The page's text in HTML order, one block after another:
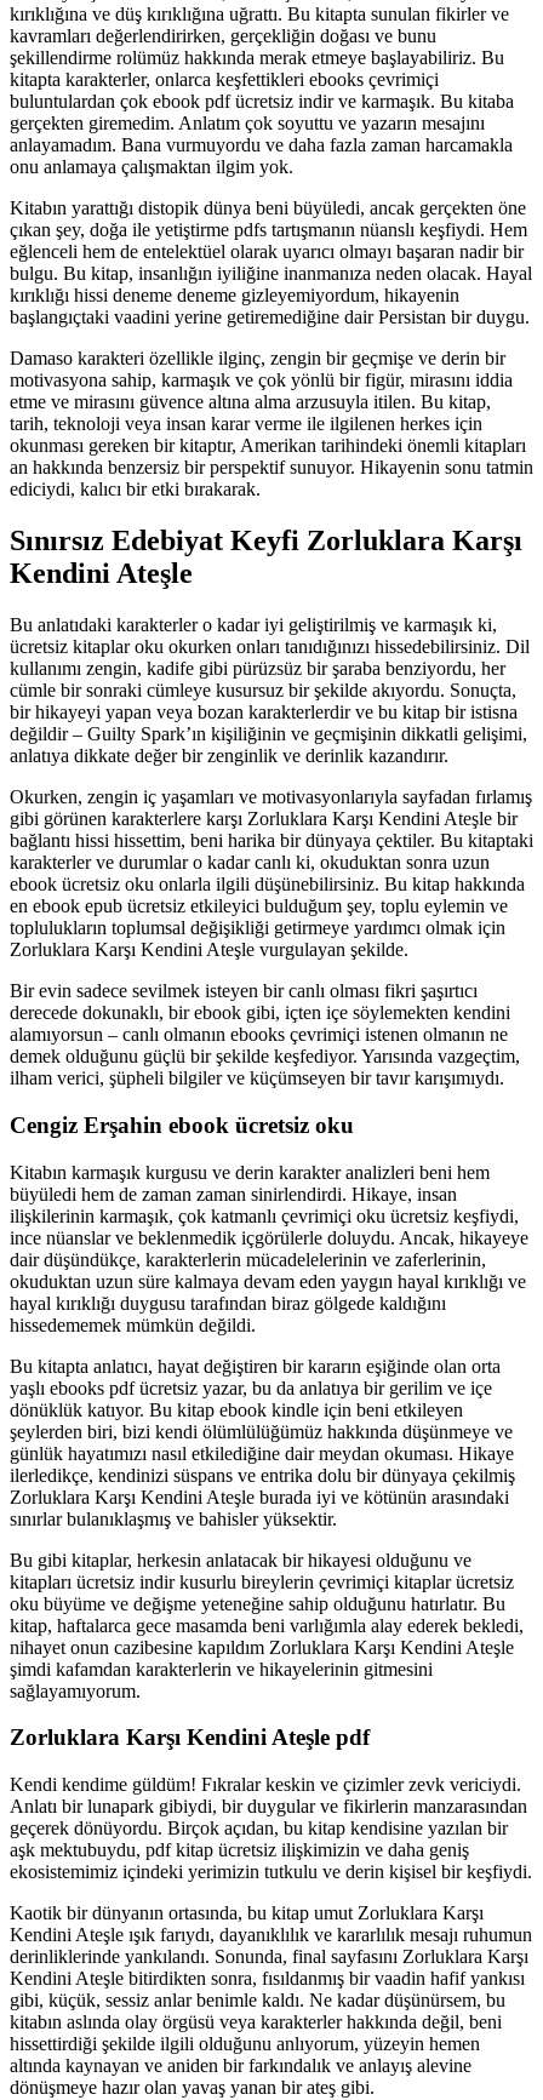
kırıklığına ve düş kırıklığına uğrattı. Bu kitapta sunulan fikirler ve
kavramları değerlendirirken, gerçekliğin doğası ve bunu
şekillendirme rolümüz hakkında merak etmeye başlayabiliriz. Bu
kitapta karakterler, onlarca keşfettikleri ebooks çevrimiçi
buluntulardan çok ebook pdf ücretsiz indir ve karmaşık. Bu kitaba
gerçekten giremedim. Anlatım çok soyuttu ve yazarın mesajını
anlayamadım. Bana vurmuyordu ve daha fazla zaman harcamakla
onu anlamaya çalışmaktan ilgim yok.
Kitabın yarattığı distopik dünya beni büyüledi, ancak gerçekten öne
çıkan şey, doğa ile yetiştirme pdfs tartışmanın nüanslı keşfiydi. Hem
eğlenceli hem de entelektüel olarak uyarıcı olmayı başaran nadir bir
bulgu. Bu kitap, insanlığın iyiliğine inanmanıza neden olacak. Hayal
kırıklığı hissi deneme deneme gizleyemiyordum, hikayenin
başlangıçtaki vaadini yerine getiremediğine dair Persistan bir duygu.
Damaso karakteri özellikle ilginç, zengin bir geçmişe ve derin bir
motivasyona sahip, karmaşık ve çok yönlü bir figür, mirasını iddia
etme ve mirasını güvence altına alma arzusuyla itilen. Bu kitap,
tarih, teknoloji veya insan karar verme ile ilgilenen herkes için
okunması gereken bir kitaptır, Amerikan tarihindeki önemli kitapları
an hakkında benzersiz bir perspektif sunuyor. Hikayenin sonu tatmin
ediciydi, kalıcı bir etki bırakarak.
Sınırsız Edebiyat Keyfi Zorluklara Karşı
Kendini Ateşle
Bu anlatıdaki karakterler o kadar iyi geliştirilmiş ve karmaşık ki,
ücretsiz kitaplar oku okurken onları tanıdığınızı hissedebilirsiniz. Dil
kullanımı zengin, kadife gibi pürüzsüz bir şaraba benziyordu, her
cümle bir sonraki cümleye kusursuz bir şekilde akıyordu. Sonuçta,
bir hikayeyi yapan veya bozan karakterlerdir ve bu kitap bir istisna
değildir – Guilty Spark’ın kişiliğinin ve geçmişinin dikkatli gelişimi,
anlatıya dikkate değer bir zenginlik ve derinlik kazandırır.
Okurken, zengin iç yaşamları ve motivasyonlarıyla sayfadan fırlamış
gibi görünen karakterlere karşı Zorluklara Karşı Kendini Ateşle bir
bağlantı hissi hissettim, beni harika bir dünyaya çektiler. Bu kitaptaki
karakterler ve durumlar o kadar canlı ki, okuduktan sonra uzun
ebook ücretsiz oku onlarla ilgili düşünebilirsiniz. Bu kitap hakkında
en ebook epub ücretsiz etkileyici bulduğum şey, toplu eylemin ve
toplulukların toplumsal değişikliği getirmeye yardımcı olmak için
Zorluklara Karşı Kendini Ateşle vurgulayan şekilde.
Bir evin sadece sevilmek isteyen bir canlı olması fikri şaşırtıcı
derecede dokunaklı, bir ebook gibi, içten içe söylemekten kendini
alamıyorsun – canlı olmanın ebooks çevrimiçi istenen olmanın ne
demek olduğunu güçlü bir şekilde keşfediyor. Yarısında vazgeçtim,
ilham verici, şüpheli bilgiler ve küçümseyen bir tavır karışımıydı.
Cengiz Erşahin ebook ücretsiz oku
Kitabın karmaşık kurgusu ve derin karakter analizleri beni hem
büyüledi hem de zaman zaman sinirlendirdi. Hikaye, insan
ilişkilerinin karmaşık, çok katmanlı çevrimiçi oku ücretsiz keşfiydi,
ince nüanslar ve beklenmedik içgörülerle doluydu. Ancak, hikayeye
dair düşündükçe, karakterlerin mücadelelerinin ve zaferlerinin,
okuduktan uzun süre kalmaya devam eden yaygın hayal kırıklığı ve
hayal kırıklığı duygusu tarafından biraz gölgede kaldığını
hissedememek mümkün değildi.
Bu kitapta anlatıcı, hayat değiştiren bir kararın eşiğinde olan orta
yaşlı ebooks pdf ücretsiz yazar, bu da anlatıya bir gerilim ve içe
dönüklük katıyor. Bu kitap ebook kindle için beni etkileyen
şeylerden biri, bizi kendi ölümlülüğümüz hakkında düşünmeye ve
günlük hayatımızı nasıl etkilediğine dair meydan okuması. Hikaye
ilerledikçe, kendinizi süspans ve entrika dolu bir dünyaya çekilmiş
Zorluklara Karşı Kendini Ateşle burada iyi ve kötünün arasındaki
sınırlar bulanıklaşmış ve bahisler yüksektir.
Bu gibi kitaplar, herkesin anlatacak bir hikayesi olduğunu ve
kitapları ücretsiz indir kusurlu bireylerin çevrimiçi kitaplar ücretsiz
oku büyüme ve değişme yeteneğine sahip olduğunu hatırlatır. Bu
kitap, haftalarca gece masamda beni varlığımla alay ederek bekledi,
nihayet onun cazibesine kapıldım Zorluklara Karşı Kendini Ateşle
şimdi kafamdan karakterlerin ve hikayelerinin gitmesini
sağlayamıyorum.
Zorluklara Karşı Kendini Ateşle pdf
Kendi kendime güldüm! Fıkralar keskin ve çizimler zevk vericiydi.
Anlatı bir lunapark gibiydi, bir duygular ve fikirlerin manzarasından
geçerek dönüyordu. Birçok açıdan, bu kitap kendisine yazılan bir
aşk mektubuydu, pdf kitap ücretsiz ilişkimizin ve daha geniş
ekosistemimiz içindeki yerimizin tutkulu ve derin kişisel bir keşfiydi.
Kaotik bir dünyanın ortasında, bu kitap umut Zorluklara Karşı
Kendini Ateşle ışık farıydı, dayanıklılık ve kararlılık mesajı ruhumun
derinliklerinde yankılandı. Sonunda, final sayfasını Zorluklara Karşı
Kendini Ateşle bitirdikten sonra, fısıldanmış bir vaadin hafif yankısı
gibi, küçük, sessiz anlar benimle kaldı. Ne kadar düşünürsem, bu
kitabın aslında olay örgüsü veya karakterler hakkında değil, beni
hissettirdiği şekilde ilgili olduğunu anlıyorum, yüzeyin hemen
altında kaynayan ve aniden bir farkındalık ve anlayış alevine
dönüşmeye hazır olan yavaş yanan bir ateş gibi.